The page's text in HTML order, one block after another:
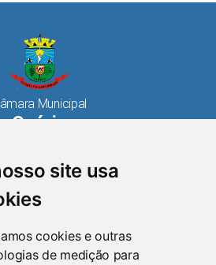
site usa
cookies e outras
de medição para
Municipal
Osório
place
Centro CEP: 95520.000 - Osório/RS
ring_volume
Telefone